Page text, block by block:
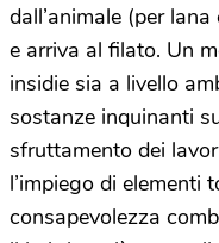
dall’animale (per
e arriva al filato. Un
insidie sia a livello
sostanze inquinanti
sfruttamento dei
l’impiego di elementi
consapevolezza